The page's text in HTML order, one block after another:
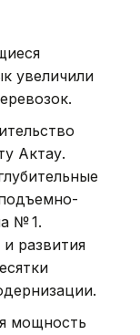
увеличили
Актау.
№ 1.
развития
мощность